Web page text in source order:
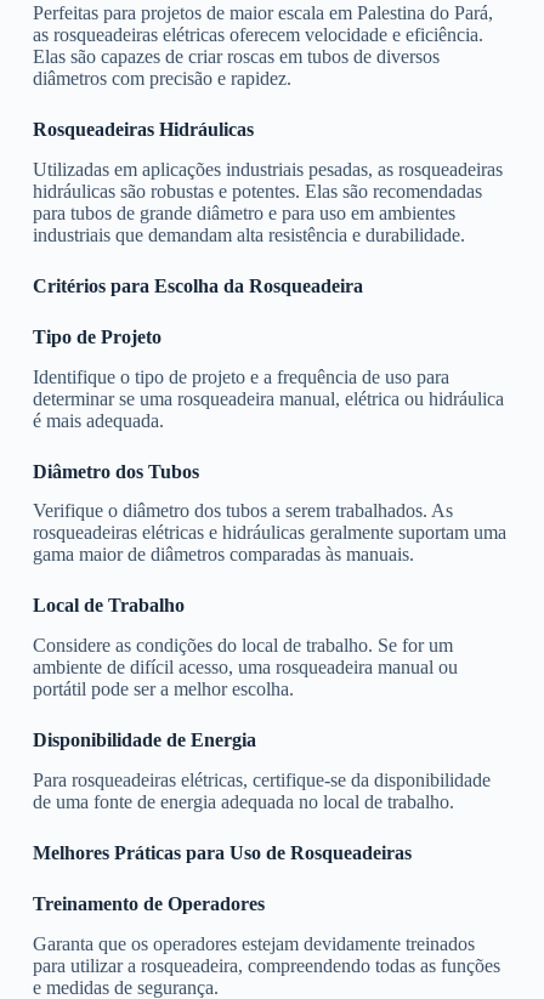
Perfeitas para projetos de maior escala em Palestina do Pará,
as rosqueadeiras elétricas oferecem velocidade e eficiência.
Elas são capazes de criar roscas em tubos de diversos
diâmetros com precisão e rapidez.
Rosqueadeiras Hidráulicas
Utilizadas em aplicações industriais pesadas, as rosqueadeiras
hidráulicas são robustas e potentes. Elas são recomendadas
para tubos de grande diâmetro e para uso em ambientes
industriais que demandam alta resistência e durabilidade.
Critérios para Escolha da Rosqueadeira
Tipo de Projeto
Identifique o tipo de projeto e a frequência de uso para
determinar se uma rosqueadeira manual, elétrica ou hidráulica
é mais adequada.
Diâmetro dos Tubos
Verifique o diâmetro dos tubos a serem trabalhados. As
rosqueadeiras elétricas e hidráulicas geralmente suportam uma
gama maior de diâmetros comparadas às manuais.
Local de Trabalho
Considere as condições do local de trabalho. Se for um
ambiente de difícil acesso, uma rosqueadeira manual ou
portátil pode ser a melhor escolha.
Disponibilidade de Energia
Para rosqueadeiras elétricas, certifique-se da disponibilidade
de uma fonte de energia adequada no local de trabalho.
Melhores Práticas para Uso de Rosqueadeiras
Treinamento de Operadores
Garanta que os operadores estejam devidamente treinados
para utilizar a rosqueadeira, compreendendo todas as funções
e medidas de segurança.